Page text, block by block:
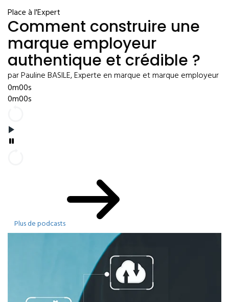
Place à l'Expert
Comment construire une
marque employeur
authentique et crédible ?
par Pauline BASILE, Experte en marque et marque employeur
0m00s
0m00s
Plus de podcasts